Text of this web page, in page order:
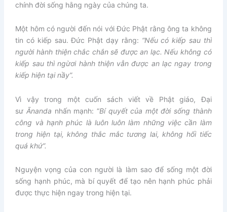
chính đời sống hằng ngày của chúng ta.
Một hôm có người đến nói với Đức Phật rằng ông ta không
tin có kiếp sau. Đức Phật dạy rằng: “Nếu có kiếp sau thì
người hành thiện chắc chắn sẽ được an lạc. Nếu không có
kiếp sau thì ngừơi hành thiện vẫn được an lạc ngay trong
kiếp hiện tại nầy”.
Vì vậy trong một cuốn sách viết về Phật giáo, Đại
sưĀnanda nhấn mạnh: “Bí quyết của một đời sống thành
công và hạnh phúc là luôn luôn làm những việc cần làm
trong hiện tại, không thắc mắc tương lai, không hối tiếc
quá khứ”.
Nguyện vọng của con người là làm sao để sống một đời
sống hạnh phúc, mà bí quyết để tạo nên hạnh phúc phải
được thực hiện ngay trong hiện tại.